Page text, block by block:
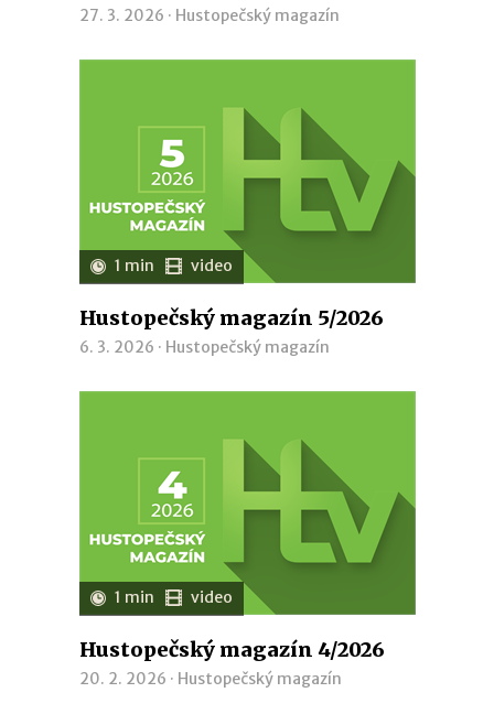
27. 3. 2026 · Hustopečský magazín
1 min video
Hustopečský magazín 5/2026
6. 3. 2026 · Hustopečský magazín
1 min video
Hustopečský magazín 4/2026
20. 2. 2026 · Hustopečský magazín